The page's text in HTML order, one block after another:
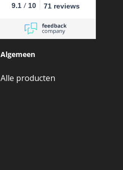
9.1 / 10 71 reviews
Algemeen
Alle producten